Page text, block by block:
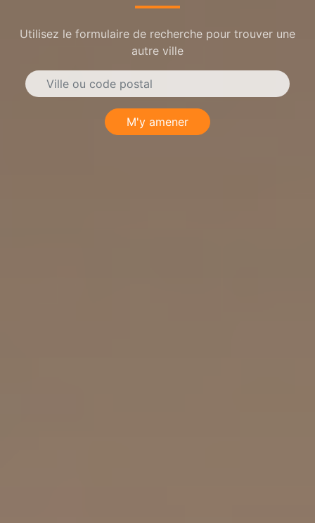
Utilisez le formulaire de recherche pour trouver une
autre ville
M'y amener